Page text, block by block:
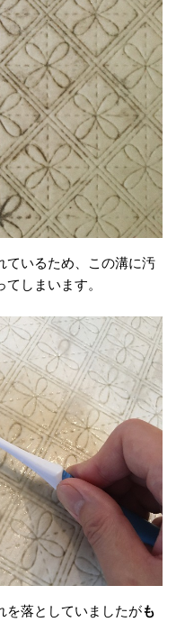
ているため、この溝に汚
しまいます。
を落としていましたがも